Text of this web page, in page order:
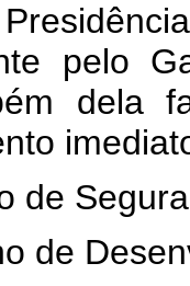
pelo
dela
de
de